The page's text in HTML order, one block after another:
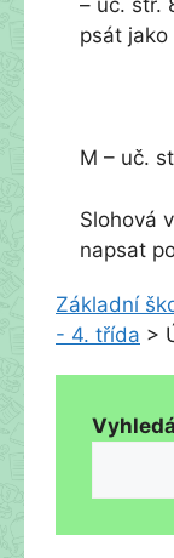
– uč. str.
psát
M – uč.
Slohová
napsat
Základní
- 4. třída >